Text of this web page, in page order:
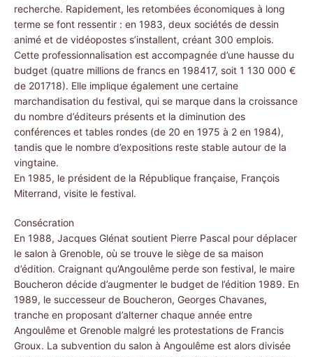
recherche. Rapidement, les retombées économiques à long
terme se font ressentir : en 1983, deux sociétés de dessin
animé et de vidéopostes s’installent, créant 300 emplois.
Cette professionnalisation est accompagnée d’une hausse du
budget (quatre millions de francs en 198417, soit 1 130 000 €
de 201718). Elle implique également une certaine
marchandisation du festival, qui se marque dans la croissance
du nombre d’éditeurs présents et la diminution des
conférences et tables rondes (de 20 en 1975 à 2 en 1984),
tandis que le nombre d’expositions reste stable autour de la
vingtaine.
En 1985, le président de la République française, François
Miterrand, visite le festival.
Consécration
En 1988, Jacques Glénat soutient Pierre Pascal pour déplacer
le salon à Grenoble, où se trouve le siège de sa maison
d’édition. Craignant qu’Angoulême perde son festival, le maire
Boucheron décide d’augmenter le budget de l’édition 1989. En
1989, le successeur de Boucheron, Georges Chavanes,
tranche en proposant d’alterner chaque année entre
Angoulême et Grenoble malgré les protestations de Francis
Groux. La subvention du salon à Angoulême est alors divisée